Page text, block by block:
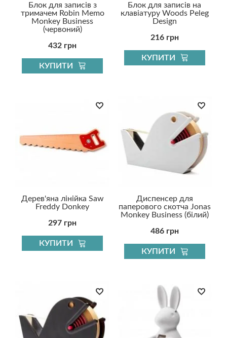
Блок для записів з
тримачем Robin Memo
Monkey Business
(червоний)
432 грн
КУПИТИ
Блок для записів на
клавіатуру Woods Peleg
Design
216 грн
КУПИТИ
Дерев'яна лінійка Saw
Freddy Donkey
297 грн
КУПИТИ
Диспенсер для
паперового скотча Jonas
Monkey Business (білий)
486 грн
КУПИТИ